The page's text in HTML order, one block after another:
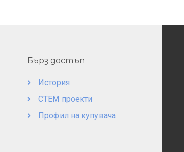
Бърз достъп
История
СТЕМ проекти
Профил на купувача